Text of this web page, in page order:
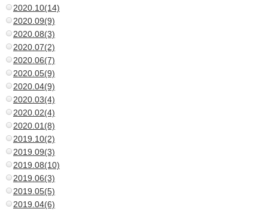
2020.10(14)
2020.09(9)
2020.08(3)
2020.07(2)
2020.06(7)
2020.05(9)
2020.04(9)
2020.03(4)
2020.02(4)
2020.01(8)
2019.10(2)
2019.09(3)
2019.08(10)
2019.06(3)
2019.05(5)
2019.04(6)